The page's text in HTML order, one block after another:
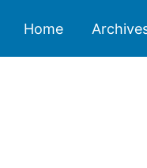
Home